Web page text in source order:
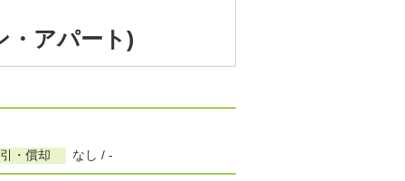
・アパート)
・償却 なし / -